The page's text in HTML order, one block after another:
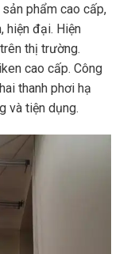
phẩm cao cấp,
hiện đại. Hiện
thị trường.
cao cấp. Công
thanh phơi hạ
và tiện dụng.